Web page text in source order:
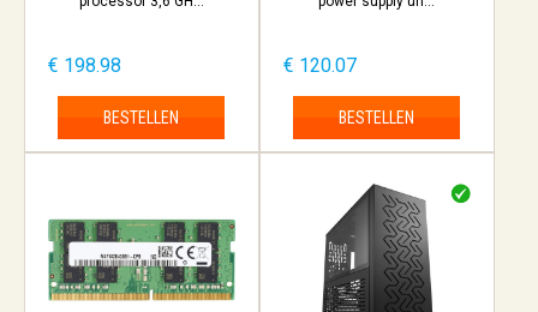
€ 198.98
BESTELLEN
€ 120.07
BESTELLEN